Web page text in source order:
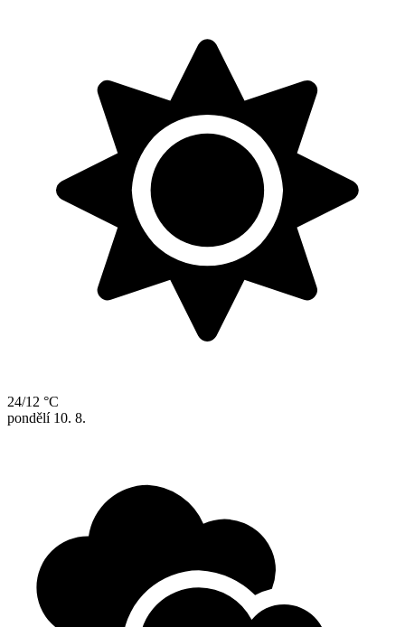
24/12 °C
pondělí 10. 8.